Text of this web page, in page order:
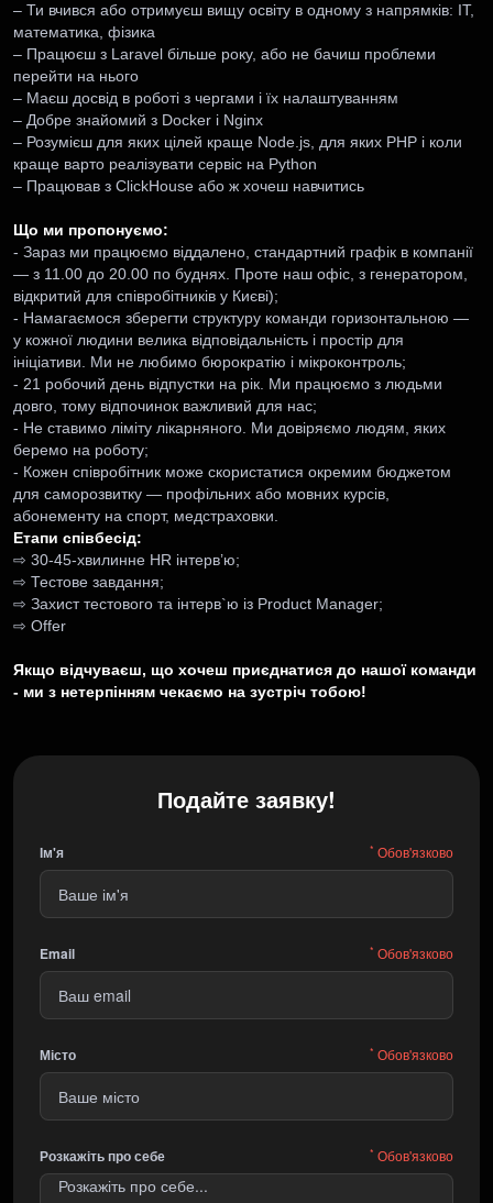
– Ти вчився або отримуєш вищу освіту в одному з напрямків: ІТ,
математика, фізика
– Працюєш з Laravel більше року, або не бачиш проблеми
перейти на нього
– Маєш досвід в роботі з чергами і їх налаштуванням
– Добре знайомий з Docker і Nginx
– Розумієш для яких цілей краще Node.js, для яких PHP і коли
краще варто реалізувати сервіс на Python
– Працював з ClickHouse або ж хочеш навчитись
Що ми пропонуємо:
- Зараз ми працюємо віддалено, стандартний графік в компанії
— з 11.00 до 20.00 по буднях. Проте наш офіс, з генератором,
відкритий для співробітників у Києві);
- Намагаємося зберегти структуру команди горизонтальною —
у кожної людини велика відповідальність і простір для
ініціативи. Ми не любимо бюрократію і мікроконтроль;
- 21 робочий день відпустки на рік. Ми працюємо з людьми
довго, тому відпочинок важливий для нас;
- Не ставимо ліміту лікарняного. Ми довіряємо людям, яких
беремо на роботу;
- Кожен співробітник може скористатися окремим бюджетом
для саморозвитку — профільних або мовних курсів,
абонементу на спорт, медстраховки.
Етапи співбесід:
⇨ 30-45-хвилинне HR інтерв’ю;
⇨ Тестове завдання;
⇨ Захист тестового та інтерв`ю із Product Manager;
⇨ Offer
Якщо відчуваєш, що хочеш приєднатися до нашої команди
- ми з нетерпінням чекаємо на зустріч тобою!
Подайте заявку!
Ім'я * Обов'язково
Email * Обов'язково
Місто * Обов'язково
Розкажіть про себе * Обов'язково